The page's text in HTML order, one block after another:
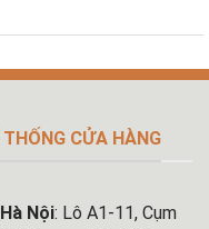
THỐNG CỬA HÀNG
Hà Nội: Lô A1-11, Cụm